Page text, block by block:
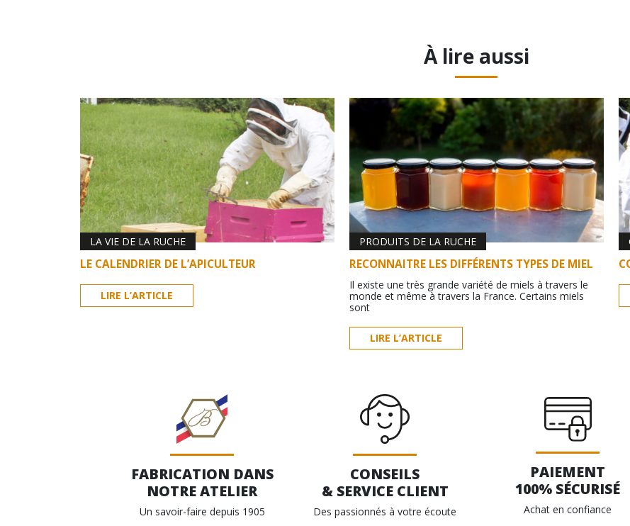
À lire aussi
LA VIE DE LA RUCHE
LE CALENDRIER DE L’APICULTEUR
LIRE L’ARTICLE
PRODUITS DE LA RUCHE
RECONNAITRE LES DIFFÉRENTS TYPES DE MIEL
Il existe une très grande variété de miels à travers le
monde et même à travers la France. Certains miels
sont
LIRE L’ARTICLE
FABRICATION DANS
NOTRE ATELIER
Un savoir-faire depuis 1905
CONSEILS
& SERVICE CLIENT
Des passionnés à votre écoute
PAIEMENT
100% SÉCURISÉ
Achat en confiance